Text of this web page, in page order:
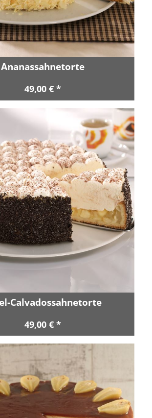
Ananassahnetorte
49,00 € *
Calvadossahnetorte
49,00 € *